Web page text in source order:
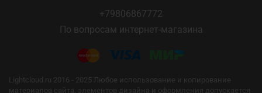
+79806867772
По вопросам интернет-магазина
Lightcloud.ru 2016 - 2025 Любое использование и копирование
материалов сайта, элементов дизайна и оформления допускается